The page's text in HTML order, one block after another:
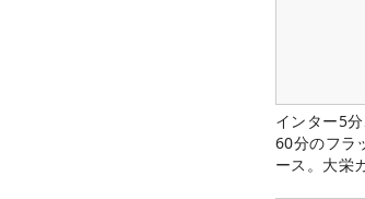
インター5
60分のフラ
ース。大栄